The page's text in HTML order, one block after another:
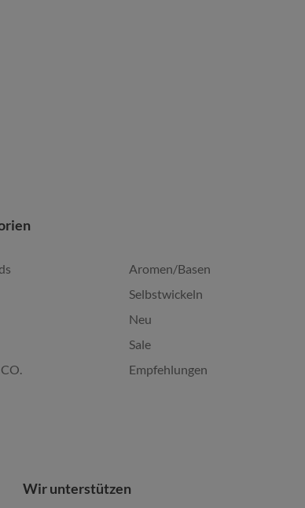
Aromen/Basen
Selbstwickeln
Neu
Sale
Empfehlungen
Wir unterstützen